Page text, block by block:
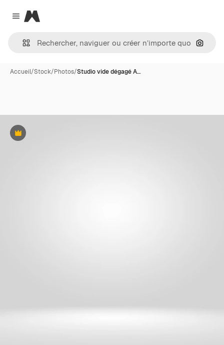
Close menu
Magnific
Accueil/Stock/Photos/Studio vide dégagé A…
Premium